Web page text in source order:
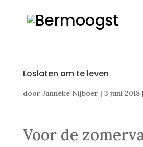
Loslaten om te leven
door Janneke Nijboer | 3 juni 2018|
Voor de